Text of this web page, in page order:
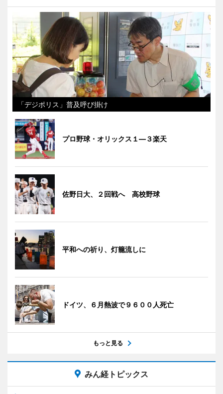
「デジポリス」普及呼び掛け
プロ野球・オリックス１―３楽天
佐野日大、２回戦へ 高校野球
平和への祈り、灯籠流しに
ドイツ、６月熱波で９６００人死亡
もっと見る
みん経トピックス